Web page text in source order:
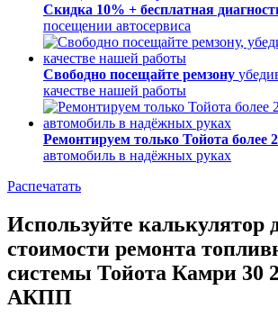
Скидка 10% + бесплатная
посещении автосервиса
Свободно посещайте ремзону
качестве нашей работы
Ремонтируем только Тойота более
автомобиль в надёжных руках
Распечатать
Используйте калькулятор
стоимости ремонта
системы Тойота Камри 30
АКПП